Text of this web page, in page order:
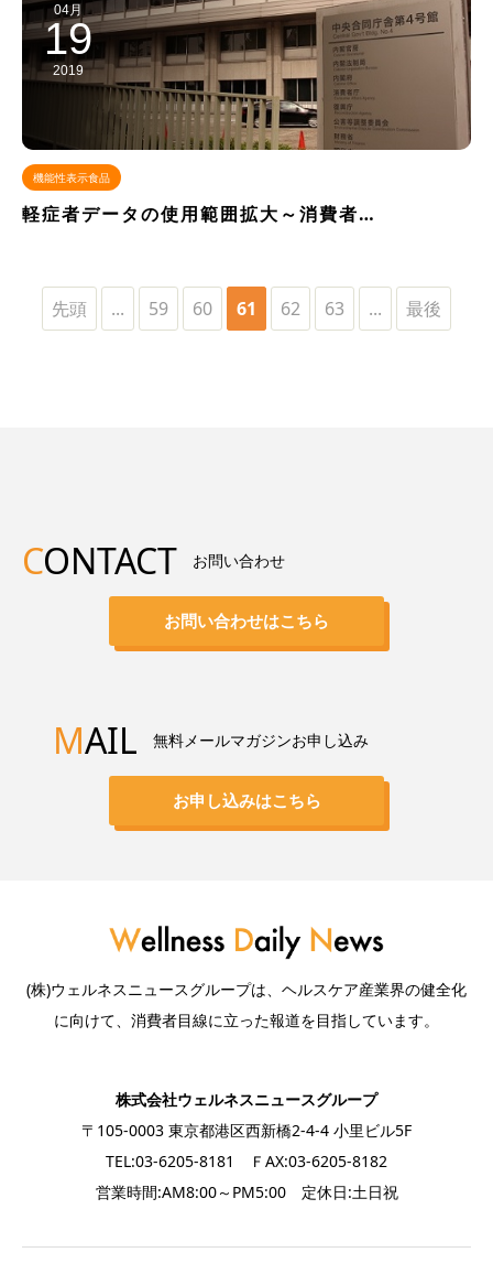
04月
19
2019
機能性表示食品
軽症者データの使用範囲拡大～消費者…
先頭 ... 59 60 61 62 63 ... 最後
CONTACT お問い合わせ
お問い合わせはこちら
MAIL 無料メールマガジンお申し込み
お申し込みはこちら
(株)ウェルネスニュースグループは、ヘルスケア産業界の健全化
に向けて、消費者目線に立った報道を目指しています。
株式会社ウェルネスニュースグループ
〒105-0003 東京都港区西新橋2-4-4 小里ビル5F
TEL:03-6205-8181 ＦAX:03-6205-8182
営業時間:AM8:00～PM5:00 定休日:土日祝